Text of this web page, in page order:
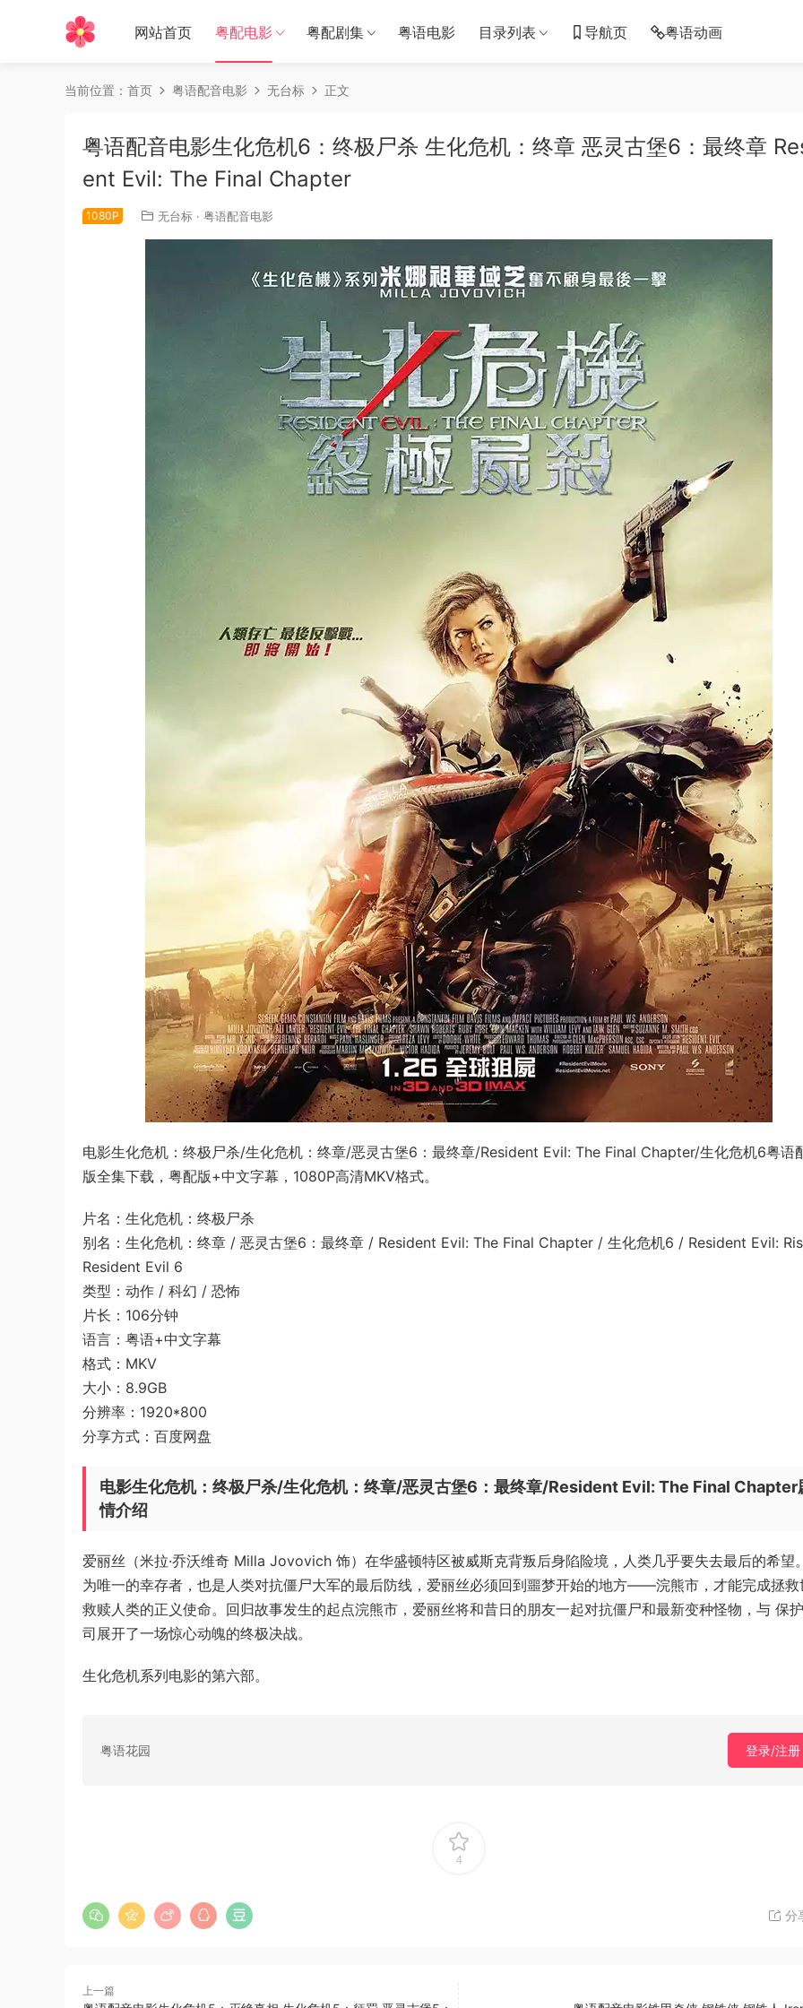
网站首页 粤配电影 粤配剧集 粤语电影 目录列表 导航页 粤语动画
当前位置： 首页 粤语配音电影 无台标 正文
粤语配音电影生化危机6：终极尸杀 生化危机：终章 恶灵古堡6：最终章
ent Evil: The Final Chapter
1080P 无台标 · 粤语配音电影
电影生化危机：终极尸杀/生化危机：终章/恶灵古堡6：最终章/Resident Evil: The Final Chapter/生化危机6粤语
版全集下载，粤配版+中文字幕，1080P高清MKV格式。
片名：生化危机：终极尸杀
别名：生化危机：终章 / 恶灵古堡6：最终章 / Resident Evil: The Final Chapter / 生化危机6 / Resident Evil:
Resident Evil 6
类型：动作 / 科幻 / 恐怖
片长：106分钟
语言：粤语+中文字幕
格式：MKV
大小：8.9GB
分辨率：1920*800
分享方式：百度网盘
电影生化危机：终极尸杀/生化危机：终章/恶灵古堡6：最终章/Resident Evil: The Final Chapter
情介绍
爱丽丝（米拉·乔沃维奇 Milla Jovovich 饰）在华盛顿特区被威斯克背叛后身陷险境，人类几乎要失去最后的希望
为唯一的幸存者，也是人类对抗僵尸大军的最后防线，爱丽丝必须回到噩梦开始的地方——浣熊市，才能完成拯救
救赎人类的正义使命。回归故事发生的起点浣熊市，爱丽丝将和昔日的朋友一起对抗僵尸和最新变种怪物，与 保
司展开了一场惊心动魄的终极决战。
生化危机系列电影的第六部。
粤语花园 登录/注册
4
分
上一篇